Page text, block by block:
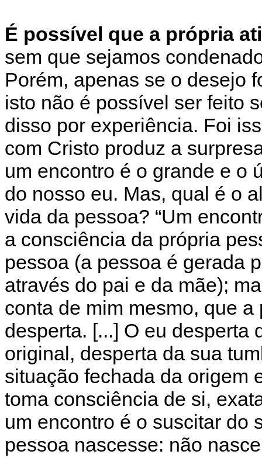
É possível que a própria
sem que sejamos
Porém, apenas se o desejo
isto não é possível ser feito
disso por experiência. Foi
com Cristo produz a
um encontro é o grande e o
do nosso eu. Mas, qual é o
vida da pessoa? “Um
a consciência da própria
pessoa (a pessoa é gerada
através do pai e da mãe);
conta de mim mesmo, que a
desperta. [...] O eu desperta
original, desperta da sua
situação fechada da origem
toma consciência de si,
um encontro é o suscitar do
pessoa nascesse: não